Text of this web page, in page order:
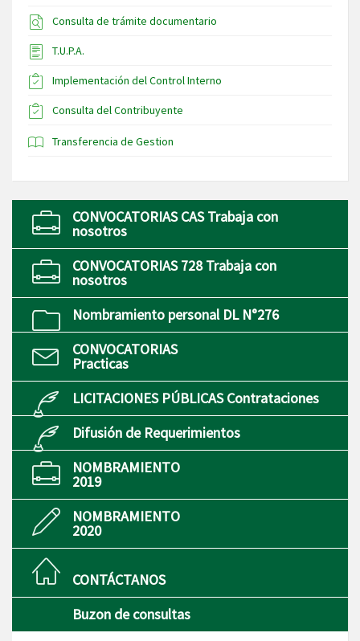
Consulta de trámite documentario
T.U.P.A.
Implementación del Control Interno
Consulta del Contribuyente
Transferencia de Gestion
CONVOCATORIAS CAS Trabaja con
nosotros
CONVOCATORIAS 728 Trabaja con
nosotros
Nombramiento personal DL N°276
CONVOCATORIAS
Practicas
LICITACIONES PÚBLICAS Contrataciones
Difusión de Requerimientos
NOMBRAMIENTO
2019
NOMBRAMIENTO
2020
CONTÁCTANOS
Buzon de consultas